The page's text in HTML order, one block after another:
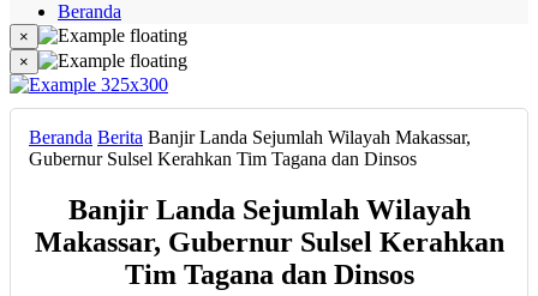
Beranda
Hukum
Berita
Politik
Narasi
Metropolis
Eksekutif
×
×
Beranda Berita Banjir Landa Sejumlah Wilayah Makassar,
Gubernur Sulsel Kerahkan Tim Tagana dan Dinsos
Banjir Landa Sejumlah Wilayah
Makassar, Gubernur Sulsel Kerahkan
Tim Tagana dan Dinsos